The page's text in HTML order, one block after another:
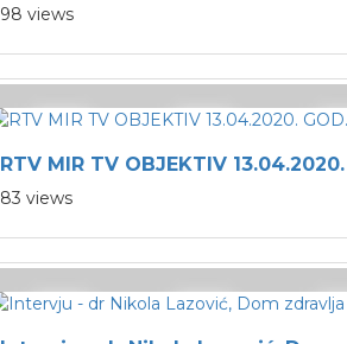
98 views
RTV MIR TV OBJEKTIV
83 views